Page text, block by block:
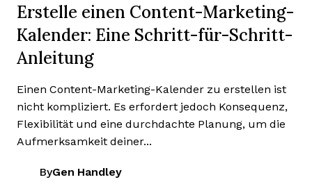
Erstelle einen Content-Marketing-
Kalender: Eine Schritt-für-Schritt-
Anleitung
Einen Content-Marketing-Kalender zu erstellen ist
nicht kompliziert. Es erfordert jedoch Konsequenz,
Flexibilität und eine durchdachte Planung, um die
Aufmerksamkeit deiner...
ByGen Handley